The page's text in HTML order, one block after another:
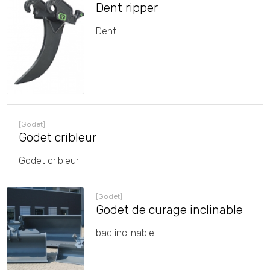
Dent ripper
Dent
[Godet]
Godet cribleur
Godet cribleur
[Godet]
Godet de curage inclinable
bac inclinable